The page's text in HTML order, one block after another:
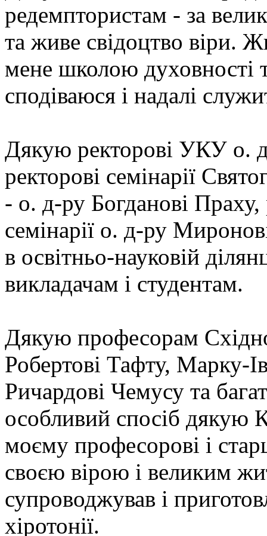
редемптористам - за
та живе свідоцтво віри.
мене школою духовності
сподіваюся і надалі
Дякую ректорові УКУ о.
ректорові семінарії
- о. д-ру Богданові
семінарії о. д-ру
в освітньо-науковій
викладачам і студентам.
Дякую професорам
Робертові Тафту, Марку-
Ричардові Чемусу та
особливий спосіб дякую
моєму професорові і
своєю вірою і великим
супроводжував і
хіротонії.